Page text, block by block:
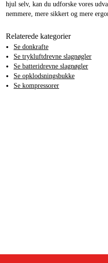
hjul selv, kan du udforske vores
nemmere, mere sikkert og mere
Relaterede kategorier
Se donkrafte
Se trykluftdrevne slagnøgler
Se batteridrevne slagnøgler
Se opklodsningsbukke
Se kompressorer